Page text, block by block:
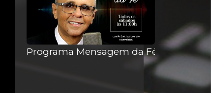
Programa Mensagem da Fé